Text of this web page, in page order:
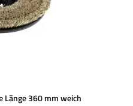
Länge 360 mm weich